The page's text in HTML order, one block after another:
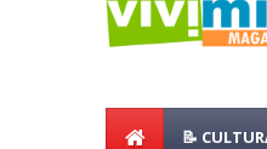
📝